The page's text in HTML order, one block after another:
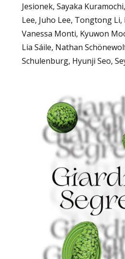
Jesionek, Sayaka
Lee, Juho Lee, Tongtong
Vanessa Monti, Kyuwon
Lia Sáile, Nathan
Schulenburg, Hyunji Seo,